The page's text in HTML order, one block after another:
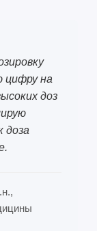
цифру на
доз
доза